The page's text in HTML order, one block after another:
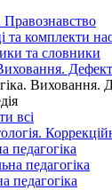
Правознавство
та комплекти
та словники
Виховання.
всі
педагогіка
педагогіка
педагогіка